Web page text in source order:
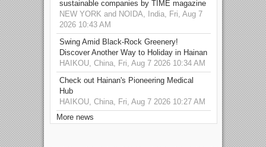
sustainable companies by TIME magazine
NEW YORK and NOIDA, India, Fri, Aug 7
2026 10:43 AM
Swing Amid Black‑Rock Greenery!
Discover Another Way to Holiday in Hainan
HAIKOU, China, Fri, Aug 7 2026 10:34 AM
Check out Hainan's Pioneering Medical
Hub
HAIKOU, China, Fri, Aug 7 2026 10:27 AM
More news